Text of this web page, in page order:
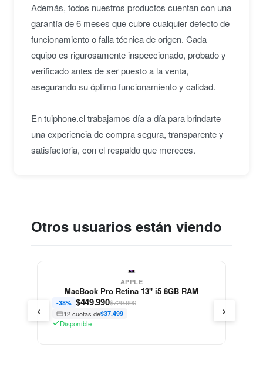
Además, todos nuestros productos cuentan con una
garantía de 6 meses que cubre cualquier defecto de
funcionamiento o falla técnica de origen. Cada
equipo es rigurosamente inspeccionado, probado y
verificado antes de ser puesto a la venta,
asegurando su óptimo funcionamiento y calidad.
En tuiphone.cl trabajamos día a día para brindarte
una experiencia de compra segura, transparente y
satisfactoria, con el respaldo que mereces.
Otros usuarios están viendo
APPLE
MacBook Pro Retina 13" i5 8GB RAM
-38% $449.990$729.990
12 cuotas de$37.499
Disponible
‹ ›